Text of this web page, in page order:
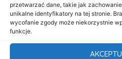
przetwarzać dane, takie jak
unikalne identyfikatory na tej stronie.
wycofanie zgody może niekorzystnie
funkcje.
O nas
Oferta
Cennik